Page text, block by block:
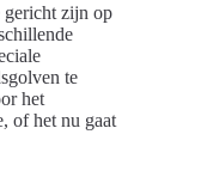
zijn op
te
het
of het nu gaat